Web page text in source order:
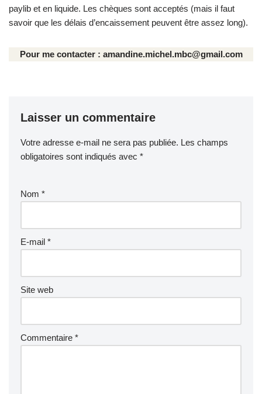
paylib et en liquide. Les chèques sont acceptés (mais il faut
savoir que les délais d’encaissement peuvent être assez long).
Pour me contacter : amandine.michel.mbc@gmail.com
Laisser un commentaire
Votre adresse e-mail ne sera pas publiée. Les champs
obligatoires sont indiqués avec *
Nom *
E-mail *
Site web
Commentaire *